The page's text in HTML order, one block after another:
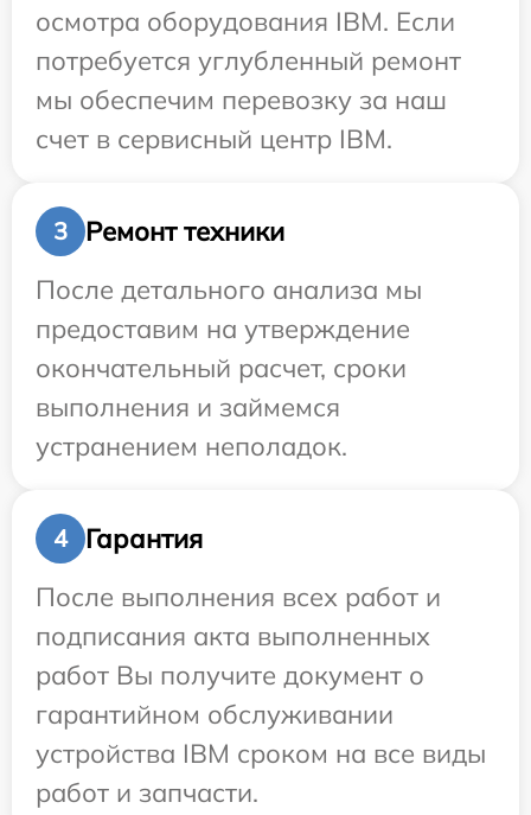
осмотра оборудования IBM. Если
потребуется углубленный ремонт
мы обеспечим перевозку за наш
счет в сервисный центр IBM.
3
Ремонт техники
После детального анализа мы
предоставим на утверждение
окончательный расчет, сроки
выполнения и займемся
устранением неполадок.
4
Гарантия
После выполнения всех работ и
подписания акта выполненных
работ Вы получите документ о
гарантийном обслуживании
устройства IBM сроком на все виды
работ и запчасти.